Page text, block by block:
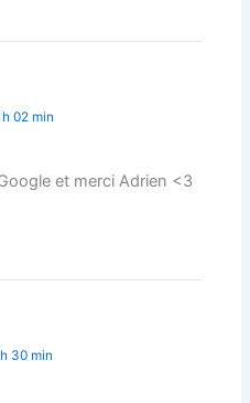
02 min
et merci Adrien <3
30 min